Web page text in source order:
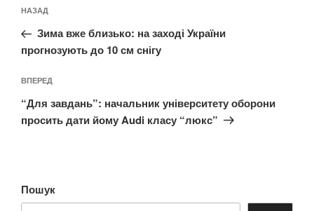
записів
Попередній
запис:
НАЗАД
Зима вже близько: на заході України
прогнозують до 10 см снігу
Наступний
запис
ВПЕРЕД
“Для завдань”: начальник університету оборони
просить дати йому Audi класу “люкс”
Пошук